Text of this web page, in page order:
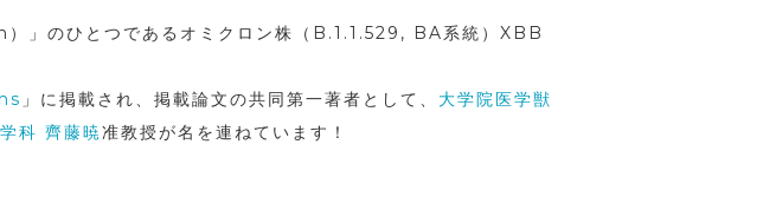
」のひとつであるオミクロン株（B.1.1.529, BA系統）XBB
」に掲載され、掲載論文の共同第一著者 として、 大学院医学獣
科 齊藤暁准教授が名を連ねています！